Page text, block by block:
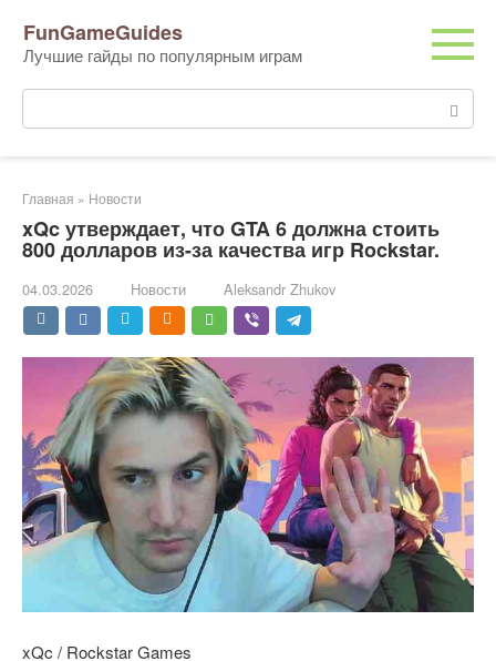
контенту
FunGameGuides
Лучшие гайды по популярным играм
Поиск:
Главная » Новости
xQc утверждает, что GTA 6 должна стоить
800 долларов из-за качества игр Rockstar.
04.03.2026 Новости Aleksandr Zhukov
xQc / Rockstar Games